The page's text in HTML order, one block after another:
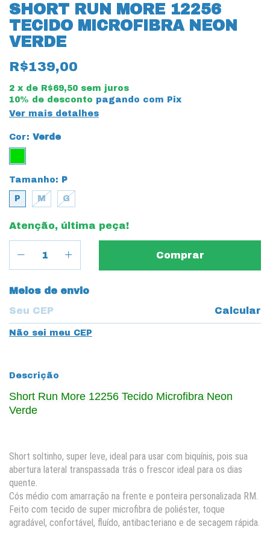
SHORT RUN MORE 12256
TECIDO MICROFIBRA NEON
VERDE
R$139,00
2 x de R$69,50 sem juros
10% de desconto pagando com Pix
Ver mais detalhes
Cor: Verde
Tamanho: P
P M G
Atenção, última peça!
Entregas para o CEP:
Meios de envio
Calcular
Não sei meu CEP
Descrição
Short Run More 12256 Tecido Microfibra Neon
Verde
Short soltinho, super leve, ideal para usar com biquí­nis, pois sua
abertura lateral transpassada trás o frescor ideal para os dias
quente.
Cós médio com amarração na frente e ponteira personalizada RM.
Feito com tecido de super microfibra de poliéster, toque
agradável, confortável, fluí­do, antibacteriano e de secagem rápida.